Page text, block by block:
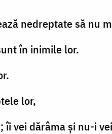
nedreptate să nu
în inimile lor.
lor,
vei dărâma şi nu-i